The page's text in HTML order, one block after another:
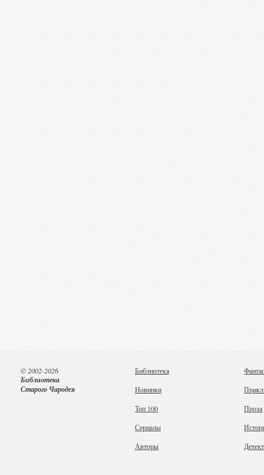
Библиотека
Новинки
Топ 100
Сериалы
Авторы
Проза
© 2002-2026
Библиотека
Старого Чародея